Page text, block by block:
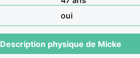
oui
Description physique de Micke